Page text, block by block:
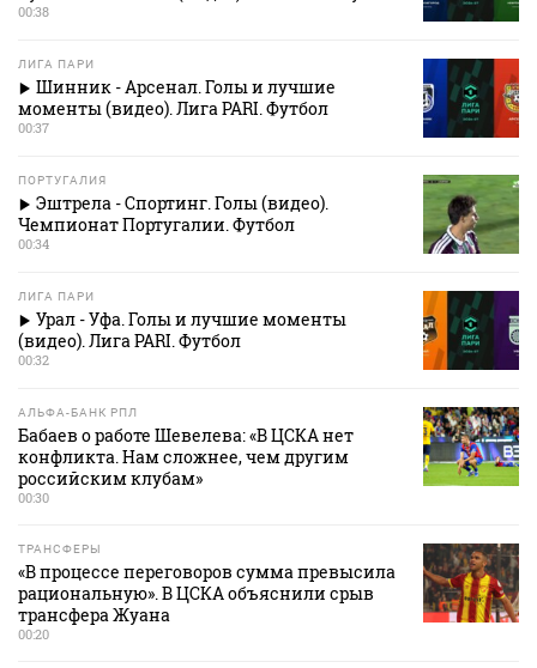
00:38
ЛИГА ПАРИ
Шинник - Арсенал. Голы и лучшие
моменты (видео). Лига PARI. Футбол
00:37
ПОРТУГАЛИЯ
Эштрела - Спортинг. Голы (видео).
Чемпионат Португалии. Футбол
00:34
ЛИГА ПАРИ
Урал - Уфа. Голы и лучшие моменты
(видео). Лига PARI. Футбол
00:32
АЛЬФА-БАНК РПЛ
Бабаев о работе Шевелева: «В ЦСКА нет
конфликта. Нам сложнее, чем другим
российским клубам»
00:30
ТРАНСФЕРЫ
«В процессе переговоров сумма превысила
рациональную». В ЦСКА объяснили срыв
трансфера Жуана
00:20